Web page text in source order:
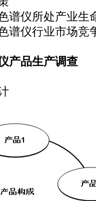
仪所处产业生
仪行业市场竞
产品生产调查